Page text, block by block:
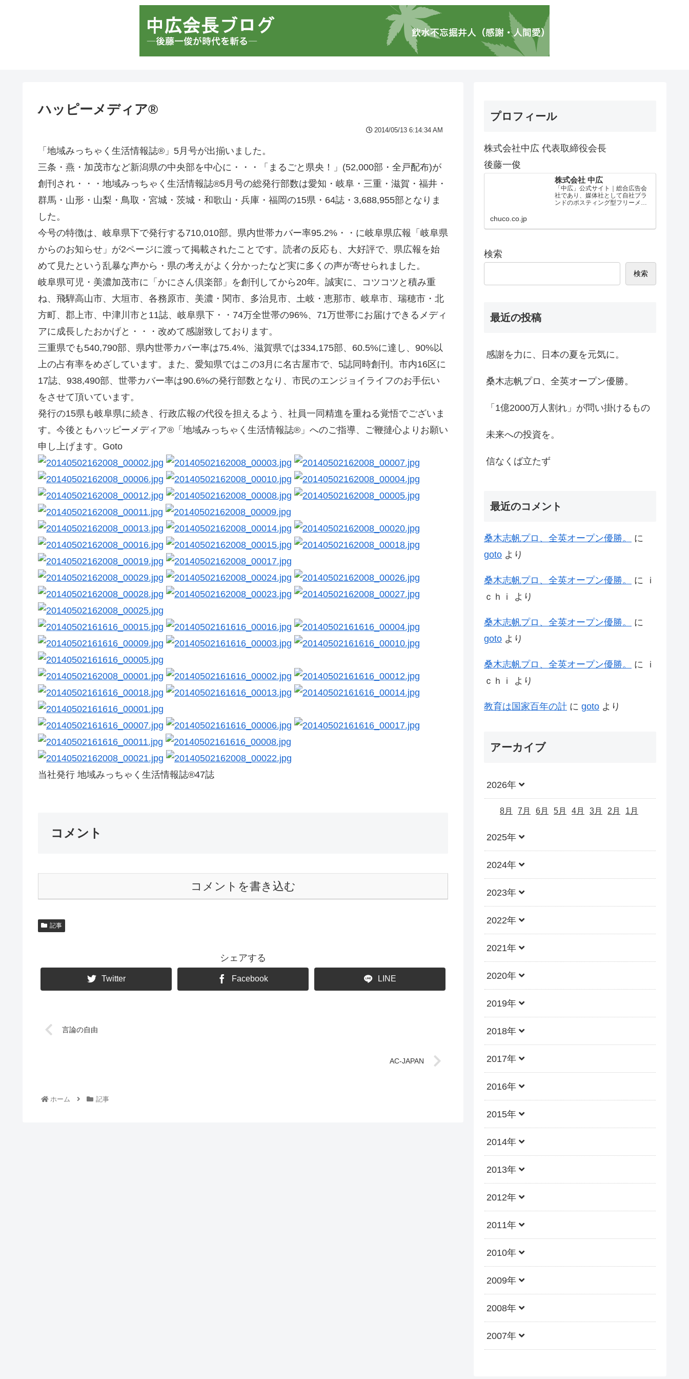
ハッピーメディア®
2014/05/13 6:14:34 AM
「地域みっちゃく生活情報誌®」5月号が出揃いました。
三条・燕・加茂市など新潟県の中央部を中心に・・・「まるごと県央！」(52,000部・全戸配布)が
創刊され・・・地域みっちゃく生活情報誌®5月号の総発行部数は愛知・岐阜・三重・滋賀・福井・
群馬・山形・山梨・鳥取・宮城・茨城・和歌山・兵庫・福岡の15県・64誌・3,688,955部となりま
した。
今号の特徴は、岐阜県下で発行する710,010部。県内世帯カバー率95.2%・・に岐阜県広報「岐阜県
からのお知らせ」が2ページに渡って掲載されたことです。読者の反応も、大好評で、県広報を始
めて見たという乱暴な声から・県の考えがよく分かったなど実に多くの声が寄せられました。
岐阜県可児・美濃加茂市に「かにさん倶楽部」を創刊してから20年。誠実に、コツコツと積み重
ね、飛騨高山市、大垣市、各務原市、美濃・関市、多治見市、土岐・恵那市、岐阜市、瑞穂市・北
方町、郡上市、中津川市と11誌、岐阜県下・・74万全世帯の96%、71万世帯にお届けできるメディ
アに成長したおかげと・・・改めて感謝致しております。
三重県でも540,790部、県内世帯カバー率は75.4%、滋賀県では334,175部、60.5%に達し、90%以
上の占有率をめざしています。また、愛知県ではこの3月に名古屋市で、5誌同時創刊。市内16区に
17誌、938,490部、世帯カバー率は90.6%の発行部数となり、市民のエンジョイライフのお手伝い
をさせて頂いています。
発行の15県も岐阜県に続き、行政広報の代役を担えるよう、社員一同精進を重ねる覚悟でございま
す。今後ともハッピーメディア®「地域みっちゃく生活情報誌®」へのご指導、ご鞭撻心よりお願い
申し上げます。Goto
当社発行 地域みっちゃく生活情報誌®47誌
コメント
コメントを書き込む
記事
シェアする
Twitter Facebook LINE
言論の自由
AC-JAPAN
ホーム 記事
プロフィール
株式会社中広 代表取締役会長
後藤一俊
株式会社 中広
「中広」公式サイト｜総合広告会
社であり、媒体社として自社ブラ
ンドのポスティング型フリーメデ
chuco.co.jp
検索
検索
最近の投稿
感謝を力に、日本の夏を元気に。
桑木志帆プロ、全英オープン優勝。
「1億2000万人割れ」が問い掛けるもの
未来への投資を。
信なくば立たず
最近のコメント
桑木志帆プロ、全英オープン優勝。
に
goto より
桑木志帆プロ、全英オープン優勝。 に
ｉ
ｃｈｉ
より
桑木志帆プロ、全英オープン優勝。
に
goto より
桑木志帆プロ、全英オープン優勝。 に
ｉ
ｃｈｉ
より
教育は国家百年の計 に goto より
アーカイブ
2026年
8月 7月 6月 5月 4月 3月 2月 1月
2025年
2024年
2023年
2022年
2021年
2020年
2019年
2018年
2017年
2016年
2015年
2014年
2013年
2012年
2011年
2010年
2009年
2008年
2007年